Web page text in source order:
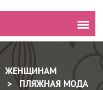
ЖЕНЩИНАМ
ПЛЯЖНАЯ МОДА